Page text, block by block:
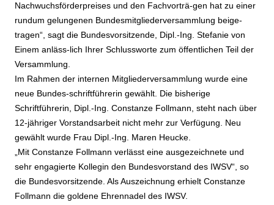
Nachwuchsförderpreises und den Fachvorträ-gen hat zu einer
rundum gelungenen Bundesmitgliederversammlung beige-
tragen“, sagt die Bundesvorsitzende, Dipl.-Ing. Stefanie von
Einem anläss-lich Ihrer Schlussworte zum öffentlichen Teil der
Versammlung.
Im Rahmen der internen Mitgliederversammlung wurde eine
neue Bundes-schriftführerin gewählt. Die bisherige
Schriftführerin, Dipl.-Ing. Constanze Follmann, steht nach über
12-jähriger Vorstandsarbeit nicht mehr zur Verfügung. Neu
gewählt wurde Frau Dipl.-Ing. Maren Heucke.
„Mit Constanze Follmann verlässt eine ausgezeichnete und
sehr engagierte Kollegin den Bundesvorstand des IWSV“, so
die Bundesvorsitzende. Als Auszeichnung erhielt Constanze
Follmann die goldene Ehrennadel des IWSV.